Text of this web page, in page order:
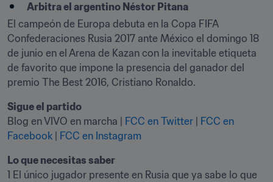
Arbitra el argentino Néstor Pitana
El campeón de Europa debuta en la Copa FIFA
Confederaciones Rusia 2017 ante México el domingo 18
de junio en el Arena de Kazan con la inevitable etiqueta
de favorito que impone la presencia del ganador del
premio The Best 2016, Cristiano Ronaldo.
Sigue el partido
Blog en VIVO en marcha |
FCC en Twitter
FCC en
Facebook
FCC en Instagram
Lo que necesitas saber
1 El único jugador presente en Rusia que ya sabe lo que